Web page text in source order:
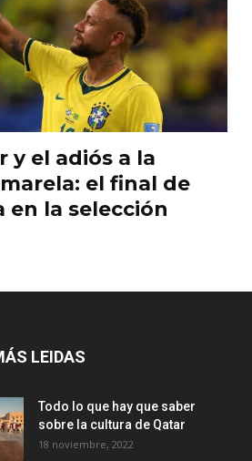
y el adiós a la
el final de
en la selección
LEIDAS
Todo lo que hay que saber
sobre la cultura de Qatar
18 noviembre, 2022